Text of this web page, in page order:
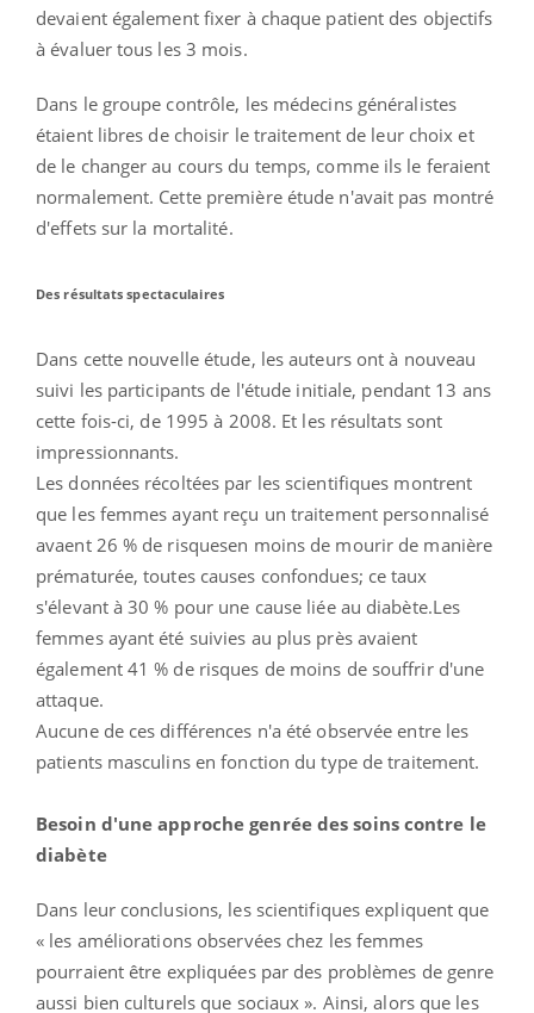
devaient également fixer à chaque patient des objectifs
à évaluer tous les 3 mois.
Dans le groupe contrôle, les médecins généralistes
étaient libres de choisir le traitement de leur choix et
de le changer au cours du temps, comme ils le feraient
normalement. Cette première étude n'avait pas montré
d'effets sur la mortalité.
Des résultats spectaculaires
Dans cette nouvelle étude, les auteurs ont à nouveau
suivi les participants de l'étude initiale, pendant 13 ans
cette fois-ci, de 1995 à 2008. Et les résultats sont
impressionnants.
Les données récoltées par les scientifiques montrent
que les femmes ayant reçu un traitement personnalisé
avaent 26 % de risquesen moins de mourir de manière
prématurée, toutes causes confondues; ce taux
s'élevant à 30 % pour une cause liée au diabète.Les
femmes ayant été suivies au plus près avaient
également 41 % de risques de moins de souffrir d'une
attaque.
Aucune de ces différences n'a été observée entre les
patients masculins en fonction du type de traitement.
Besoin d'une approche genrée des soins contre le
diabète
Dans leur conclusions, les scientifiques expliquent que
« les améliorations observées chez les femmes
pourraient être expliquées par des problèmes de genre
aussi bien culturels que sociaux ». Ainsi, alors que les